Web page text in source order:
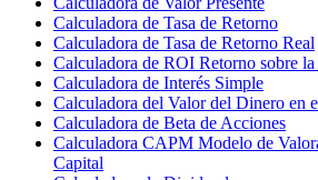
Calculadora de Tasa de Retorno
Calculadora de Tasa de Retorno Real
Calculadora de ROI Retorno sobre
Calculadora de Interés Simple
Calculadora del Valor del Dinero en
Calculadora de Beta de Acciones
Calculadora CAPM Modelo de
Capital